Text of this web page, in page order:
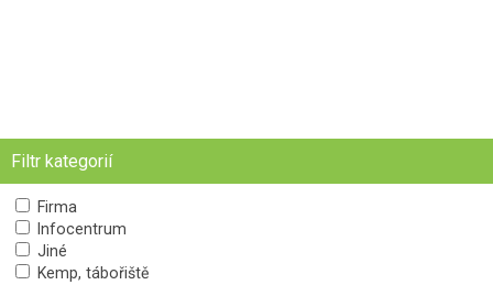
Filtr kategorií
Firma
Infocentrum
Jiné
Kemp, tábořiště